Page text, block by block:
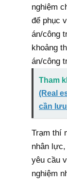
nghiệm
để phục
án/công
khoảng
án/công
Tham
(Real
cần
Trạm thí
nhân
yêu cầu
nghiệm